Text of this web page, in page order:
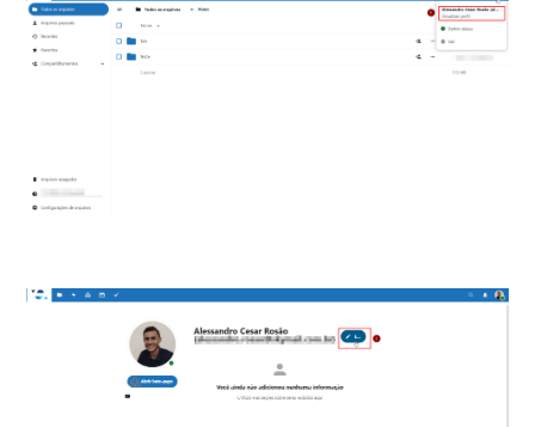
Citrix XenServer Agent
Segurança
Interno - Cloud Interno
Interno - CloudStack